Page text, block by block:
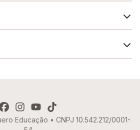
Educação • CNPJ 10.542.212/0001-